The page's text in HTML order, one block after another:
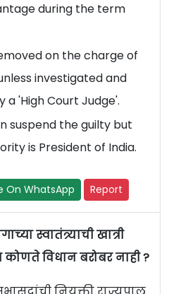
during the term
on the charge of
investigated and
a 'High Court Judge'.
suspend the guilty but
is President of India.
On WhatsApp Report
स्वातंत्र्याची खात्री
विधान बरोबर नाही ?